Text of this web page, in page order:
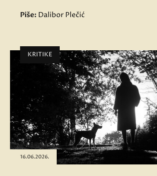
Piše: Dalibor Plečić
KRITIKE
16.06.2026.